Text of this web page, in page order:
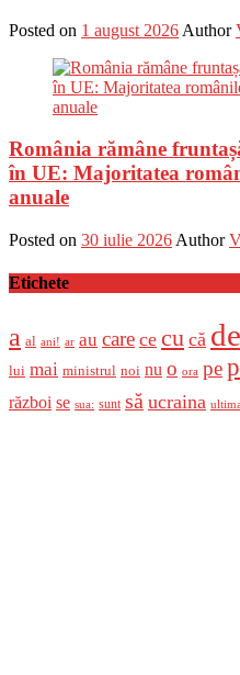
Posted on 1 august 2026 Author
România rămâne
în UE: Majoritatea
anuale
Posted on 30 iulie 2026 Author
Etichete
a al ani! ar au care ce cu că de
lui mai ministrul noi nu o ora pe
război se sua: sunt să ucraina ultima